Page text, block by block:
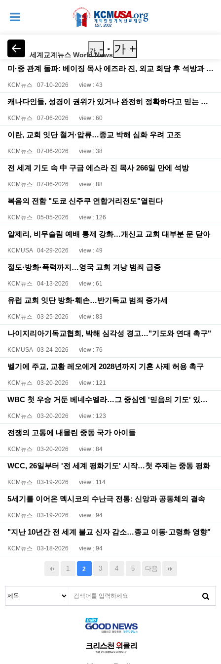
세계교계뉴스 World News
가 - 가 +
미·중 관계 돌파: 베이징 목사 에즈라 진, 외교 회담 후 석방과 남은 과제
KCM뉴스 07-10-2026 view : 43
캐나다인들, 성경이 권위가 있거나 완전히 정확하다고 믿는 사람은 5명 중 2명도 채 되지 않아
KCM뉴스 07-06-2026 view : 60
이란, 교회 잇단 철거·압류…종교 박해 심화 우려 고조
KCM뉴스 07-06-2026 view : 38
전 세계 기도 속 中 구금 에스라 진 목사 266일 만에 석방
KCM뉴스 07-06-2026 view : 88
복음의 전함 "도쿄 신주쿠 연합거리전도"열린다
KCM뉴스 05-05-2026 view : 126
알제리, 비무슬림 예배 통제 강화…개신교 교회 대부분 문 닫아
KCMUSA 04-29-2026 view : 49
절도·방화·폭력까지…영국 교회 겨냥 범죄 급증
KCM뉴스 04-13-2026 view : 61
유럽 교회 잇단 방화·훼손…반기독교 범죄 증가세
KCM뉴스 03-25-2026 view : 83
나이지리아기독교협회, 박해 심각성 경고…"기도와 연대 촉구"
KCMUSA 03-24-2026 view : 76
벨기에 주교, 교황 레오에게 2028년까지 기혼 사제 허용 촉구
KCM뉴스 03-20-2026 view : 121
WBC 첫 우승 거둔 베네수엘라…그 중심엔 '믿음의 기도' 있었다
KCM뉴스 03-20-2026 view : 123
전쟁의 고통에 내몰린 중동 국가 아이들
KCM뉴스 03-20-2026 view : 84
WCC, 26일부터 '전 세계 평화기도' 시작…첫 주제는 중동 평화
KCM뉴스 03-19-2026 view : 114
5세기를 이어온 멕시코의 수난극 전통: 신앙과 공동체의 결속
KCM뉴스 03-19-2026 view : 94
"지난 10년간 전 세계 불교 신자 감소…종교 이동·고령화 영향"
KCM뉴스 03-18-2026 view : 94
1 2 3 4 5 다음